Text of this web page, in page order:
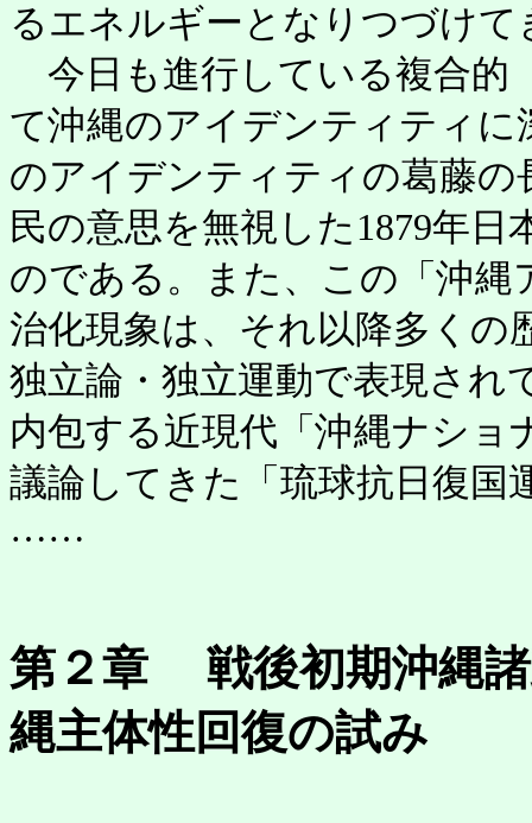
るエネルギーとなりつづけて
今日も進行している複合的
て沖縄のアイデンティティ
のアイデンティティの葛藤
民の意思を無視した1879年
のである。また、この「沖
治化現象は、それ以降多くの
独立論・独立運動で表現され
内包する近現代「沖縄ナシ
議論してきた「琉球抗日復国
……
第２章 戦後初期沖縄
縄主体性回復の試み